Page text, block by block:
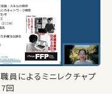
員によるミニレクチャプ
回